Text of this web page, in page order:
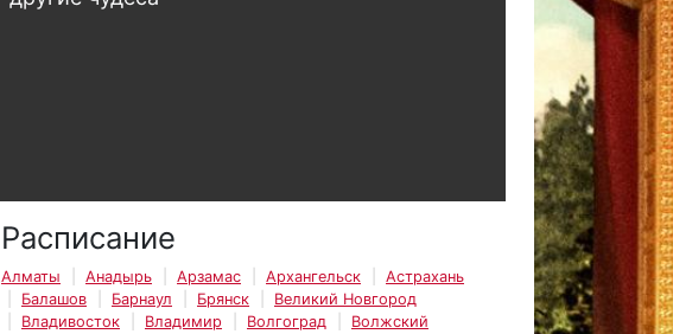
Расписание
Алматы Анадырь Арзамас Архангельск
Астрахань
Балашов
Барнаул Брянск
Великий Новгород
Владивосток
Владимир Волгоград
Волжский